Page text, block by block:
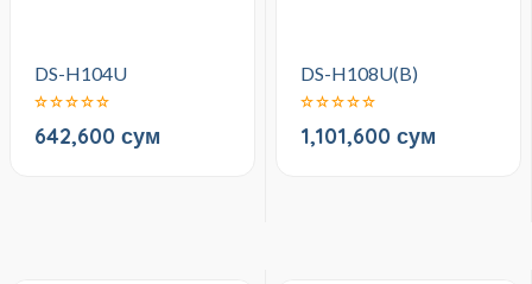
DS-H104U
642,600 сум
DS-H108U(B)
1,101,600 сум